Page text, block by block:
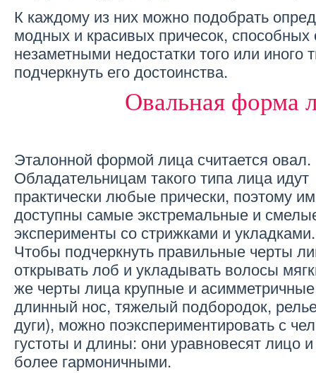
К каждому из них можно подобрать
модных и красивых причесок, способных
незаметными недостатки того или иного
подчеркнуть его достоинства.
Овальная форма
Эталонной формой лица считается овал.
Обладательницам такого типа лица идут
практически любые прически, поэтому им
доступны самые экстремальные и
эксперименты со стрижками и укладками.
Чтобы подчеркнуть правильные черты
открывать лоб и укладывать волосы
же черты лица крупные и
длинный нос, тяжелый подбородок,
дуги), можно поэкспериментировать с
густоты и длины: они уравновесят лицо
более гармоничными.